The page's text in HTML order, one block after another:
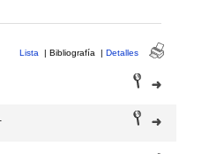
Lista | Bibliografía | Detalles